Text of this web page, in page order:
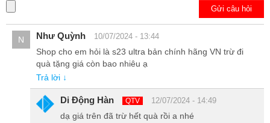
Gửi câu hỏi
N Như Quỳnh 10/07/2024 - 13:44
Shop cho em hỏi là s23 ultra bản chính hãng VN trừ đi
quà tặng giá còn bao nhiêu ạ
Trả lời ↓
Di Động Hàn QTV 12/07/2024 - 14:49
dạ giá trên đã trừ hết quà rồi a nhé